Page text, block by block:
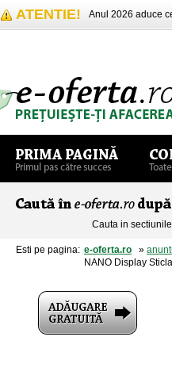
ATENTIE! Anul 2026 aduce
Cauta in
Esti pe pagina: e-oferta.ro »
NANO Display